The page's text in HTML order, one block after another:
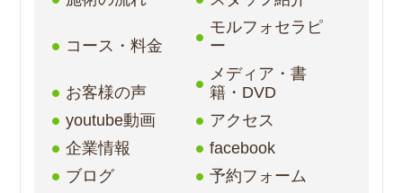
コース・料金
モルフォセラピ
ー
お客様の声
メディア・書
籍・DVD
youtube動画
アクセス
企業情報
facebook
ブログ
予約フォーム